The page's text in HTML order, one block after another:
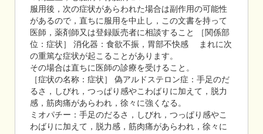
服用後，次の症状があらわれた場合は副作用の可能性
があるので，直ちに服用を中止し，この文書を持って
医師，薬剤師又は登録販売者に相談すること ［関係部
位：症状］ 消化器：食欲不振，胃部不快感 まれに次
の重篤な症状が起こることがあります。
その場合は直ちに医師の診療を受けること。
［症状の名称：症状］ 偽アルドステロン症：手足のだ
るさ，しびれ，つっぱり感やこわばりに加えて，脱力
感，筋肉痛があらわれ，徐々に強くなる。
ミオパチー：手足のだるさ，しびれ，つっぱり感やこ
わばりに加えて，脱力感，筋肉痛があらわれ，徐々に